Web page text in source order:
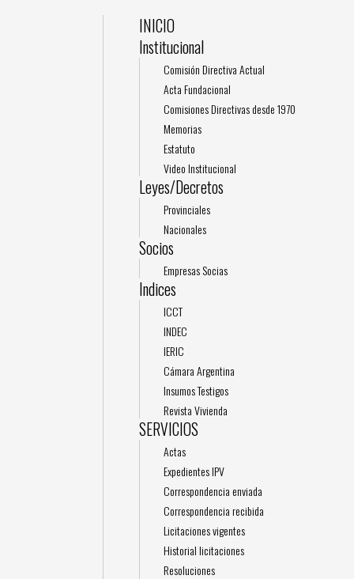
INICIO
Institucional
Comisión Directiva Actual
Acta Fundacional
Comisiones Directivas desde 1970
Memorias
Estatuto
Video Institucional
Leyes/Decretos
Provinciales
Nacionales
Socios
Empresas Socias
Indices
ICCT
INDEC
IERIC
Cámara Argentina
Insumos Testigos
Revista Vivienda
SERVICIOS
Actas
Expedientes IPV
Correspondencia enviada
Correspondencia recibida
Licitaciones vigentes
Historial licitaciones
Resoluciones